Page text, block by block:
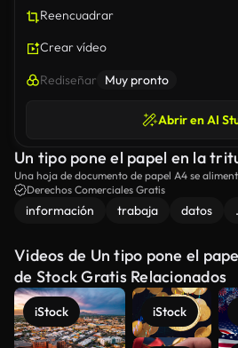
Reencuadrar
Crear vídeo
Rediseñar Muy pronto
Abrir en AI
Un tipo pone el papel en la
Una hoja de documento de papel A4 se
trituradora.
Derechos Comerciales Gratis
información trabaja datos
Videos de Un tipo pone el
de Stock Gratis Relacionados
iStock iStock